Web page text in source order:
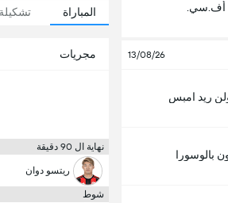
أف.سي.
13/08/26
ريد امبس
بالوسورا
المباراة
مجريات
نهاية ال 90 دقيقة
ريتسو دوان
شوط